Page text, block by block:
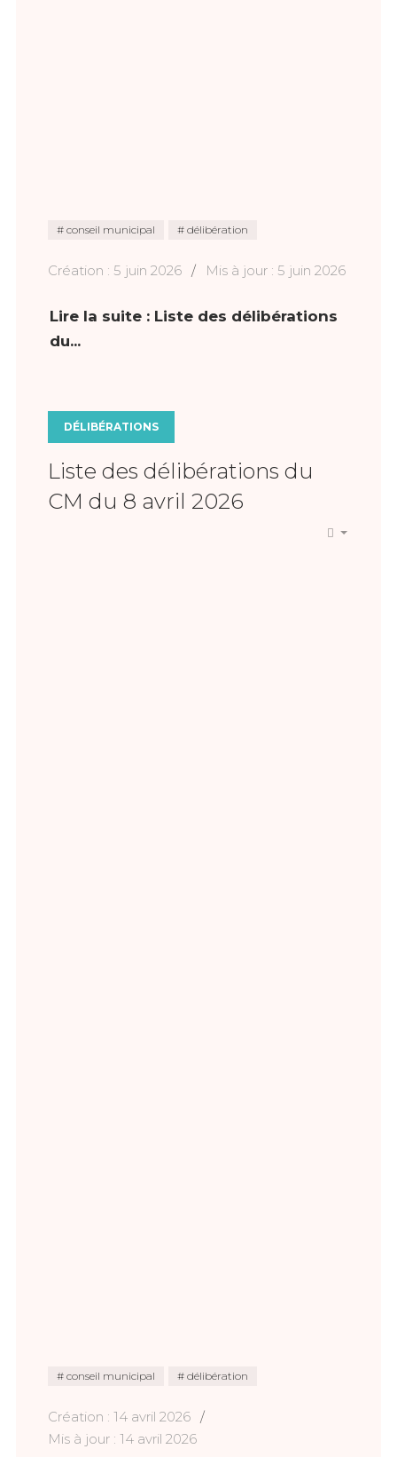
conseil municipal délibération
Création : 5 juin 2026 Mis à jour : 5 juin 2026
Lire la suite : Liste des délibérations
du...
DÉLIBÉRATIONS
Liste des délibérations du
CM du 8 avril 2026
conseil municipal délibération
Création : 14 avril 2026
Mis à jour : 14 avril 2026